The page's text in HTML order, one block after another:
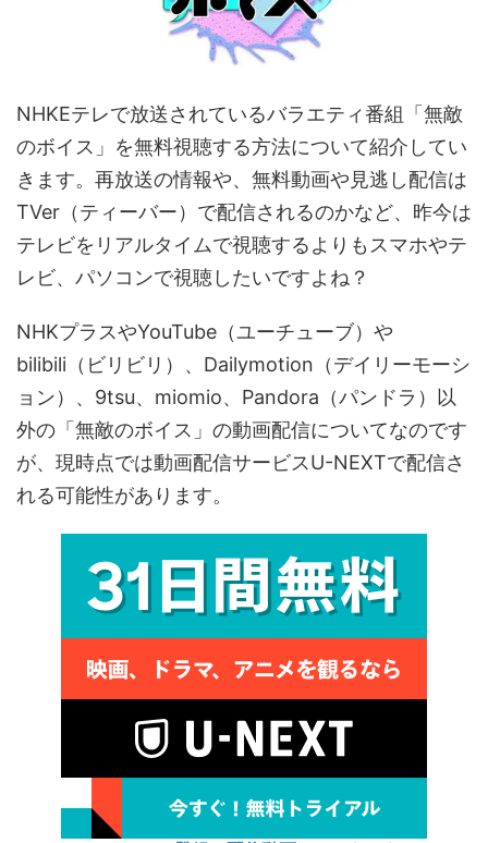
NHKEテレで放送されているバラエティ番組「無敵
のボイス」を無料視聴する方法について紹介してい
きます。再放送の情報や、無料動画や見逃し配信は
TVer（ティーバー）で配信されるのかなど、昨今は
テレビをリアルタイムで視聴するよりもスマホやテ
レビ、パソコンで視聴したいですよね？
NHKプラスやYouTube（ユーチューブ）や
bilibili（ビリビリ）、Dailymotion（デイリーモーシ
ョン）、9tsu、miomio、Pandora（パンドラ）以
外の「無敵のボイス」の動画配信についてなのです
が、現時点では動画配信サービスU-NEXTで配信さ
れる可能性があります。